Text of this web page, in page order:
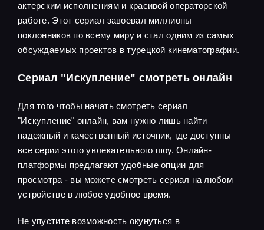
актерским исполнениям и красивой операторской
работе. Этот сериал завоевал миллионы
поклонников по всему миру и стал одним из самых
обсуждаемых проектов в турецкой кинематографии.
Сериал "Искупление" смотреть онлайн
Для того чтобы начать смотреть сериал
"Искупление" онлайн, вам нужно лишь найти
надежный и качественный источник, где доступны
все серии этого увлекательного шоу. Онлайн-
платформы предлагают удобные опции для
просмотра - вы можете смотреть сериал на любом
устройстве в любое удобное время.
Не упустите возможность окунуться в